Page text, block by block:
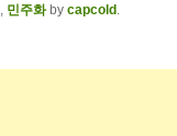
, 민주화by capcold .